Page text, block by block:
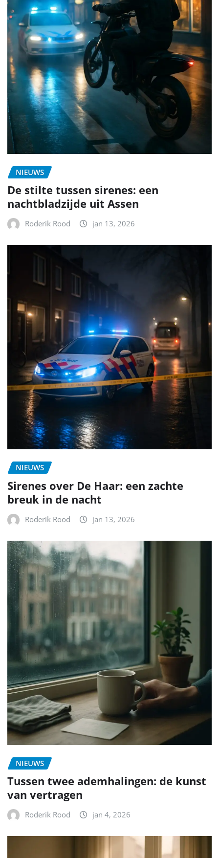
NIEUWS
De stilte tussen sirenes: een
nachtbladzijde uit Assen
Roderik Rood jan 13, 2026
NIEUWS
Sirenes over De Haar: een zachte
breuk in de nacht
Roderik Rood jan 13, 2026
NIEUWS
Tussen twee ademhalingen: de kunst
van vertragen
Roderik Rood jan 4, 2026